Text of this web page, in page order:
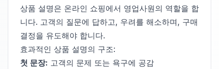
상품 설명은 온라인 쇼핑에서 영업사원의 역할을 합
니다. 고객의 질문에 답하고, 우려를 해소하며, 구매
결정을 유도해야 합니다.
효과적인 상품 설명의 구조:
첫 문장: 고객의 문제 또는 욕구에 공감